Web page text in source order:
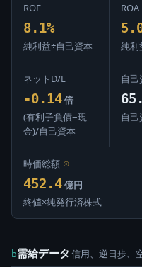
ROE
8.1%
純利益÷自己資本
ROA
純利
ネットD/E
-0.14 倍
(有利子負債−現
金)/自己資本
自己
自己
時価総額 ⊙
452.4 億円
終値×純発行済株式
b需給データ 信用、逆日歩、